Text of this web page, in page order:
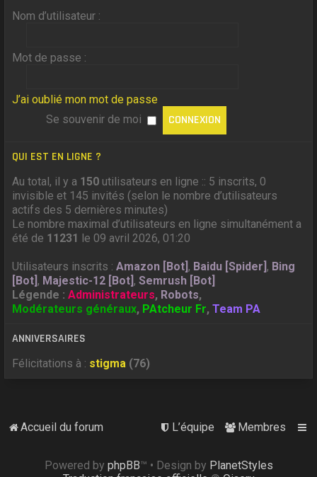
Nom d’utilisateur :
Mot de passe :
J’ai oublié mon mot de passe
Se souvenir de moi
QUI EST EN LIGNE ?
Au total, il y a 150 utilisateurs en ligne :: 5 inscrits, 0
invisible et 145 invités (selon le nombre d’utilisateurs
actifs des 5 dernières minutes)
Le nombre maximal d’utilisateurs en ligne simultanément a
été de 11231 le 09 avril 2026, 01:20
Utilisateurs inscrits :Amazon [Bot], Baidu [Spider], Bing
[Bot], Majestic-12 [Bot],Semrush [Bot]
Légende :Administrateurs, Robots,
Modérateurs généraux, PAtcheur Fr,Team PA
ANNIVERSAIRES
Félicitations à : stigma (76)
Accueil du forum Membres
L’équipe
Powered by phpBB™ • Design by PlanetStyles